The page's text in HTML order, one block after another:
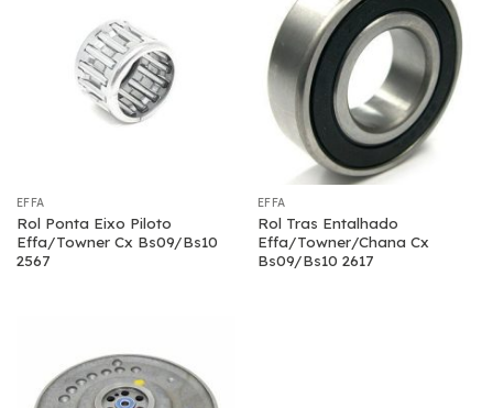
EFFA
Rol Ponta Eixo Piloto
Effa/Towner Cx Bs09/Bs10
2567
EFFA
Rol Tras Entalhado
Effa/Towner/Chana Cx
Bs09/Bs10 2617